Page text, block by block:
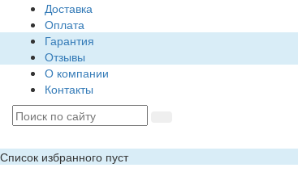
Доставка
Оплата
Гарантия
Отзывы
О компании
Контакты
Список избранного пуст